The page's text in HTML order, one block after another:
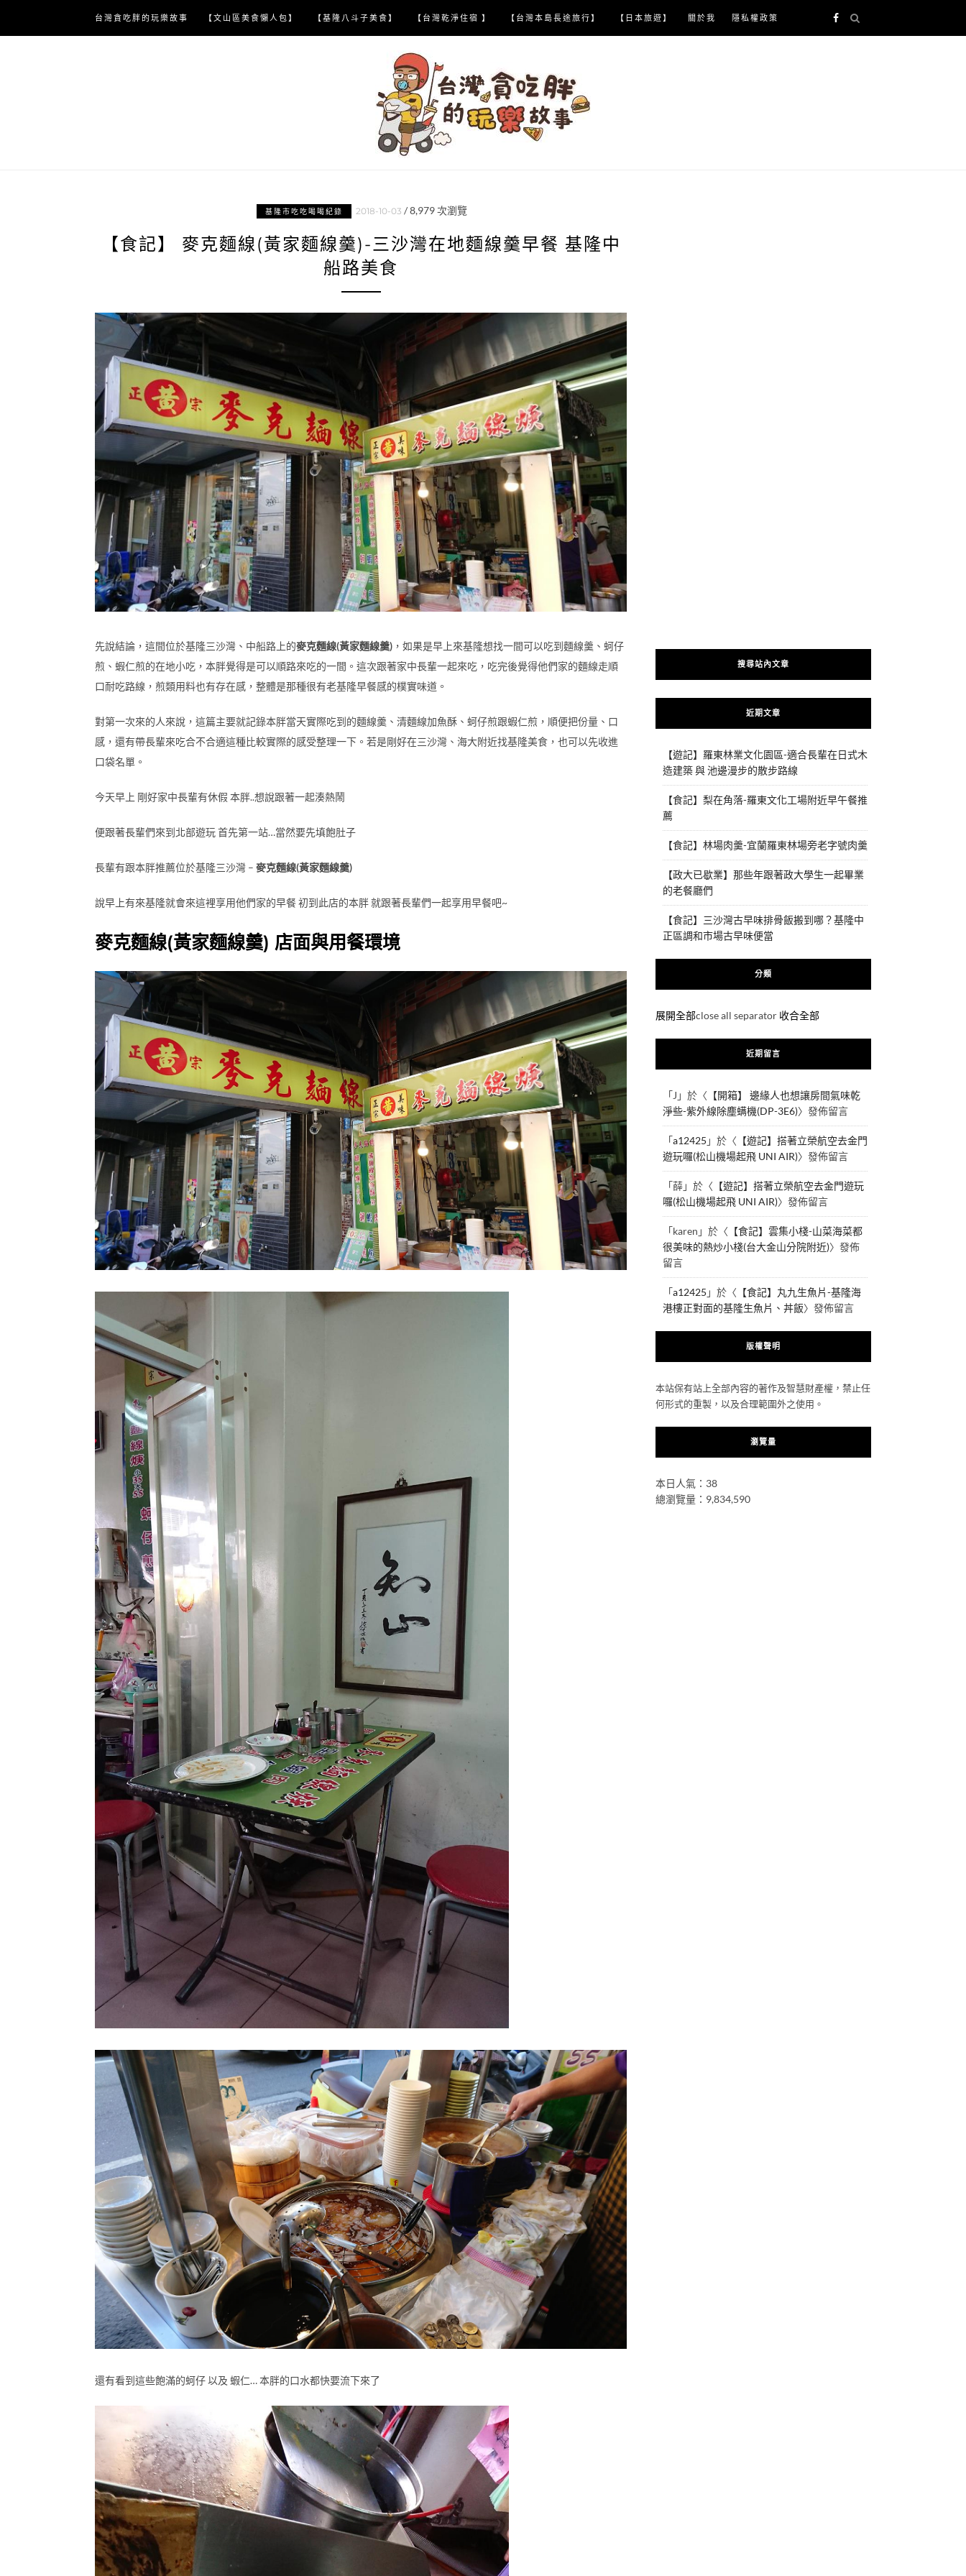
content
台灣貪吃胖的玩樂故事 【文山區美食懶人包】 【基隆八斗子美食】 【台灣乾淨住宿 】 【台灣本島長途旅行】 【日本旅遊】 關於我 隱私權政策
基隆市吃吃喝喝紀錄 2018-10-03 /8,979次瀏覽
【食記】 麥克麵線(黃家麵線羹)-三沙灣在地麵線羹早餐 基隆中
船路美食
先說結論，這間位於基隆三沙灣、中船路上的麥克麵線(黃家麵線羹) ，如果是早上來基隆想找一間可以吃到麵線羹、蚵仔
煎、蝦仁煎的在地小吃，本胖覺得是可以順路來吃的一間。這次跟著家中長輩一起來吃，吃完後覺得他們家的麵線走順
口耐吃路線，煎類用料也有存在感，整體是那種很有老基隆早餐感的樸實味道。
對第一次來的人來說，這篇主要就記錄本胖當天實際吃到的麵線羹、清麵線加魚酥、蚵仔煎跟蝦仁煎，順便把份量、口
感，還有帶長輩來吃合不合適這種比較實際的感受整理一下。若是剛好在三沙灣、海大附近找基隆美食，也可以先收進
口袋名單。
今天早上 剛好家中長輩有休假 本胖..想說跟著一起湊熱鬧
便跟著長輩們來到北部遊玩 首先第一站…當然要先填飽肚子
長輩有跟本胖推薦位於基隆三沙灣 – 麥克麵線(黃家麵線羹)
說早上有來基隆就會來這裡享用他們家的早餐 初到此店的本胖 就跟著長輩們一起享用早餐吧~
麥克麵線(黃家麵線羹) 店面與用餐環境
還有看到這些飽滿的蚵仔 以及 蝦仁… 本胖的口水都快要流下來了
搜尋站內文章
近期文章
【遊記】羅東林業文化園區-適合長輩在日式木
造建築 與 池邊漫步的散步路線
【食記】梨在角落-羅東文化工場附近早午餐推
薦
【食記】林場肉羹-宜蘭羅東林場旁老字號肉羹
【政大已歇業】那些年跟著政大學生一起畢業
的老餐廳們
【食記】三沙灣古早味排骨飯搬到哪？基隆中
正區調和市場古早味便當
分類
展開全部close all separator 收合全部
近期留言
「J 」於〈 【開箱】 邊緣人也想讓房間氣味乾
淨些-紫外線除塵螨機(DP-3E6)〉發佈留言
「a12425 」於〈 【遊記】搭著立榮航空去金門
遊玩囉(松山機場起飛 UNI AIR)〉發佈留言
「薛」於〈 【遊記】搭著立榮航空去金門遊玩
囉(松山機場起飛 UNI AIR)〉發佈留言
「karen 」於〈 【食記】雲集小棧-山菜海菜都
很美味的熱炒小棧(台大金山分院附近)〉發佈
留言
「a12425 」於〈 【食記】丸九生魚片-基隆海
港樓正對面的基隆生魚片、丼飯〉發佈留言
版權聲明
本站保有站上全部內容的著作及智慧財產權，禁止任
何形式的重製，以及合理範圍外之使用。
瀏覽量
本日人氣：38
總瀏覽量：9,834,590